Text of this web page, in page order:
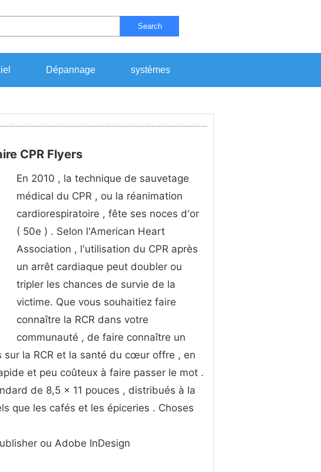
Search
Dépannage systèmes
CPR Flyers
En 2010 , la technique de sauvetage
médical du CPR , ou la réanimation
cardiorespiratoire , fête ses noces d'or
( 50e ) . Selon l'American Heart
Association , l'utilisation du CPR après
un arrêt cardiaque peut doubler ou
tripler les chances de survie de la
victime. Que vous souhaitiez faire
connaître la RCR dans votre
communauté , de faire connaître un
la RCR et la santé du cœur offre , en
et peu coûteux à faire passer le mot .
de 8,5 x 11 pouces , distribués à la
que les cafés et les épiceries . Choses
ou Adobe InDesign